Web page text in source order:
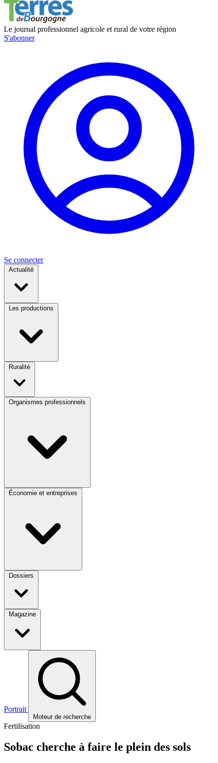
Le journal professionnel agricole et rural de votre région
S'abonner
Se connecter
Actualité
Les productions
Ruralité
Organismes professionnels
Économie et entreprises
Dossiers
Magazine
Portrait
Moteur de recherche
Fertilisation
Sobac cherche à faire le plein des sols